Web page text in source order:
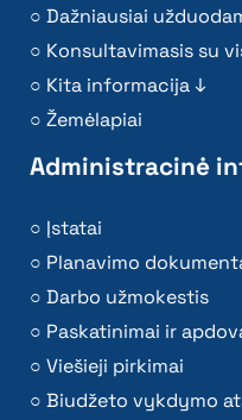
Dažniausiai
Konsultavimasis su
Kita informacija ↓
Žemėlapiai
Administracinė
Įstatai
Planavimo
Darbo užmokestis
Paskatinimai ir
Viešieji pirkimai
Biudžeto vykdymo